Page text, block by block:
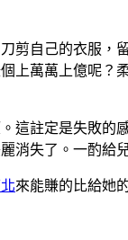
剪自己的衣服，
上萬萬上億呢？
這註定是失敗的
消失了。一酌給
來能賺的比給她